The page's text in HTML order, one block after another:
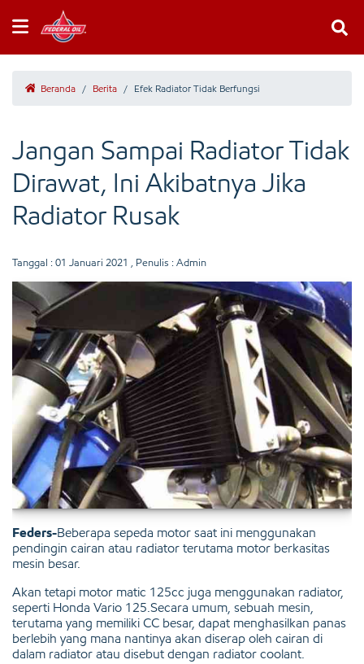
Beranda / Berita / Efek Radiator Tidak Berfungsi
Jangan Sampai Radiator Tidak
Dirawat, Ini Akibatnya Jika
Radiator Rusak
Tanggal : 01 Januari 2021 , Penulis : Admin
Feders-Beberapa sepeda motor saat ini menggunakan
pendingin cairan atau radiator terutama motor berkasitas
mesin besar.
Akan tetapi motor matic 125cc juga menggunakan radiator,
seperti Honda Vario 125.Secara umum, sebuah mesin,
terutama yang memiliki CC besar, dapat menghasilkan panas
berlebih yang mana nantinya akan diserap oleh cairan di
dalam radiator atau disebut dengan radiator coolant.